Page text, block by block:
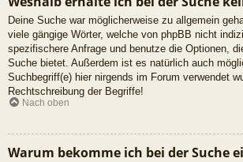
Deine Suche war möglicherweise zu allgemein
viele gängige Wörter, welche von phpBB nicht
spezifischere Anfrage und benutze die Optionen,
Suche bietet. Außerdem ist es natürlich auch
Suchbegriff(e) hier nirgends im Forum verwendet
Rechtschreibung der Begriffe!
Nach oben
Warum bekomme ich bei der Suche